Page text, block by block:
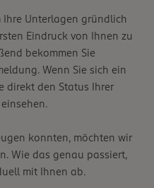
Ihre Unterlagen gründlich
Eindruck von Ihnen zu
bekommen Sie
Wenn Sie sich ein
direkt den Status Ihrer
konnten, möchten wir
Wie das genau passiert,
mit Ihnen ab.